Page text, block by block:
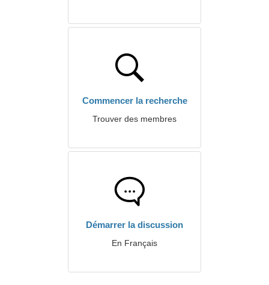
Commencer la recherche
Trouver des membres
Démarrer la discussion
En Français